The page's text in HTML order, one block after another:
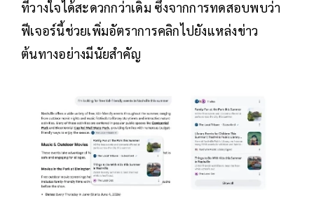
ที่วางใจได้สะดวกกว่าเดิม ซึ่งจากการทดสอบพบว่า
ฟีเจอร์นี้ช่วยเพิ่มอัตราการคลิกไปยังแหล่งข่าว
ต้นทางอย่างมีนัยสำคัญ